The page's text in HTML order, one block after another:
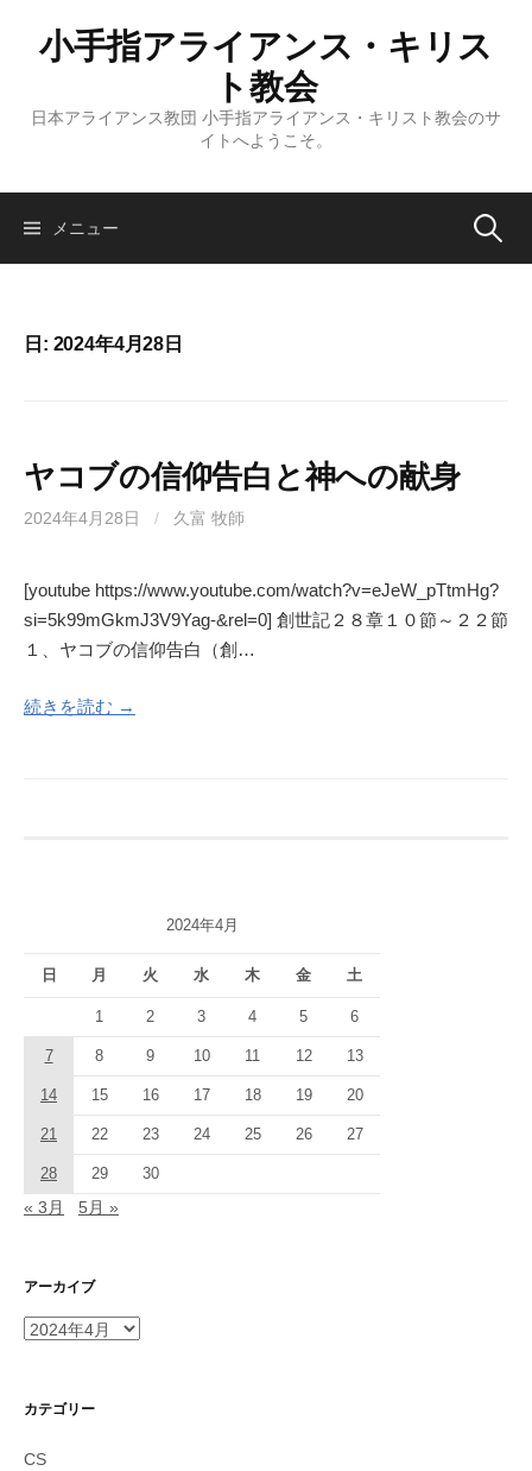
ス
小手指アライアンス・キリス
ト教会
日本アライアンス教団 小手指アライアンス・キリスト教会のサ
イトへようこそ。
メニュー 検
日: 2024年4月28日
ヤコブの信仰告白と神への献身
2024年4月28日 / 久富 牧師
[youtube https://www.youtube.com/watch?v=eJeW_pTtmHg?
si=5k99mGkmJ3V9Yag-&rel=0] 創世記２８章１０節～２２節
１、ヤコブの信仰告白（創…
続きを読む →
2024年4月
日 月 火 水 木 金 土
1 2 3 4 5 6
7 8 9 10 11 12 13
14 15 16 17 18 19 20
21 22 23 24 25 26 27
28 29 30
« 3月 5月 »
アーカイブ
ア
イ
カテゴリー
CS